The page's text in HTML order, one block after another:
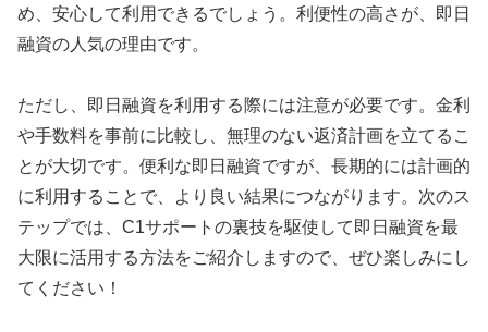
め、安心して利用できるでしょう。利便性の高さが、即日
融資の人気の理由です。
ただし、即日融資を利用する際には注意が必要です。金利
や手数料を事前に比較し、無理のない返済計画を立てるこ
とが大切です。便利な即日融資ですが、長期的には計画的
に利用することで、より良い結果につながります。次のス
テップでは、C1サポートの裏技を駆使して即日融資を最
大限に活用する方法をご紹介しますので、ぜひ楽しみにし
てください！